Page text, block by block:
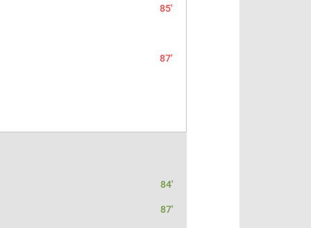
85'
87'
84'
87'